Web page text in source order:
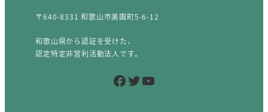
〒640-8331 和歌山市美園町5-6-12
和歌山県から認証を受けた、
認定特定非営利活動法人です。
Facebook Twitter YouTube